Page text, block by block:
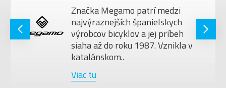
Značka Megamo patrí medzi
najvýraznejších španielskych
výrobcov bicyklov a jej príbeh
siaha až do roku 1987. Vznikla v
katalánskom..
Viac tu